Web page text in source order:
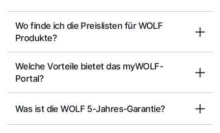
Wo finde ich die Preislisten für WOLF
Produkte?
Welche Vorteile bietet das myWOLF-
Portal?
Was ist die WOLF 5-Jahres-Garantie?